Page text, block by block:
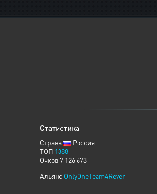
Статистика
Страна
Россия
ТОП 1388
Очков 7 126 673
Альянс OnlyOneTeam4Rever